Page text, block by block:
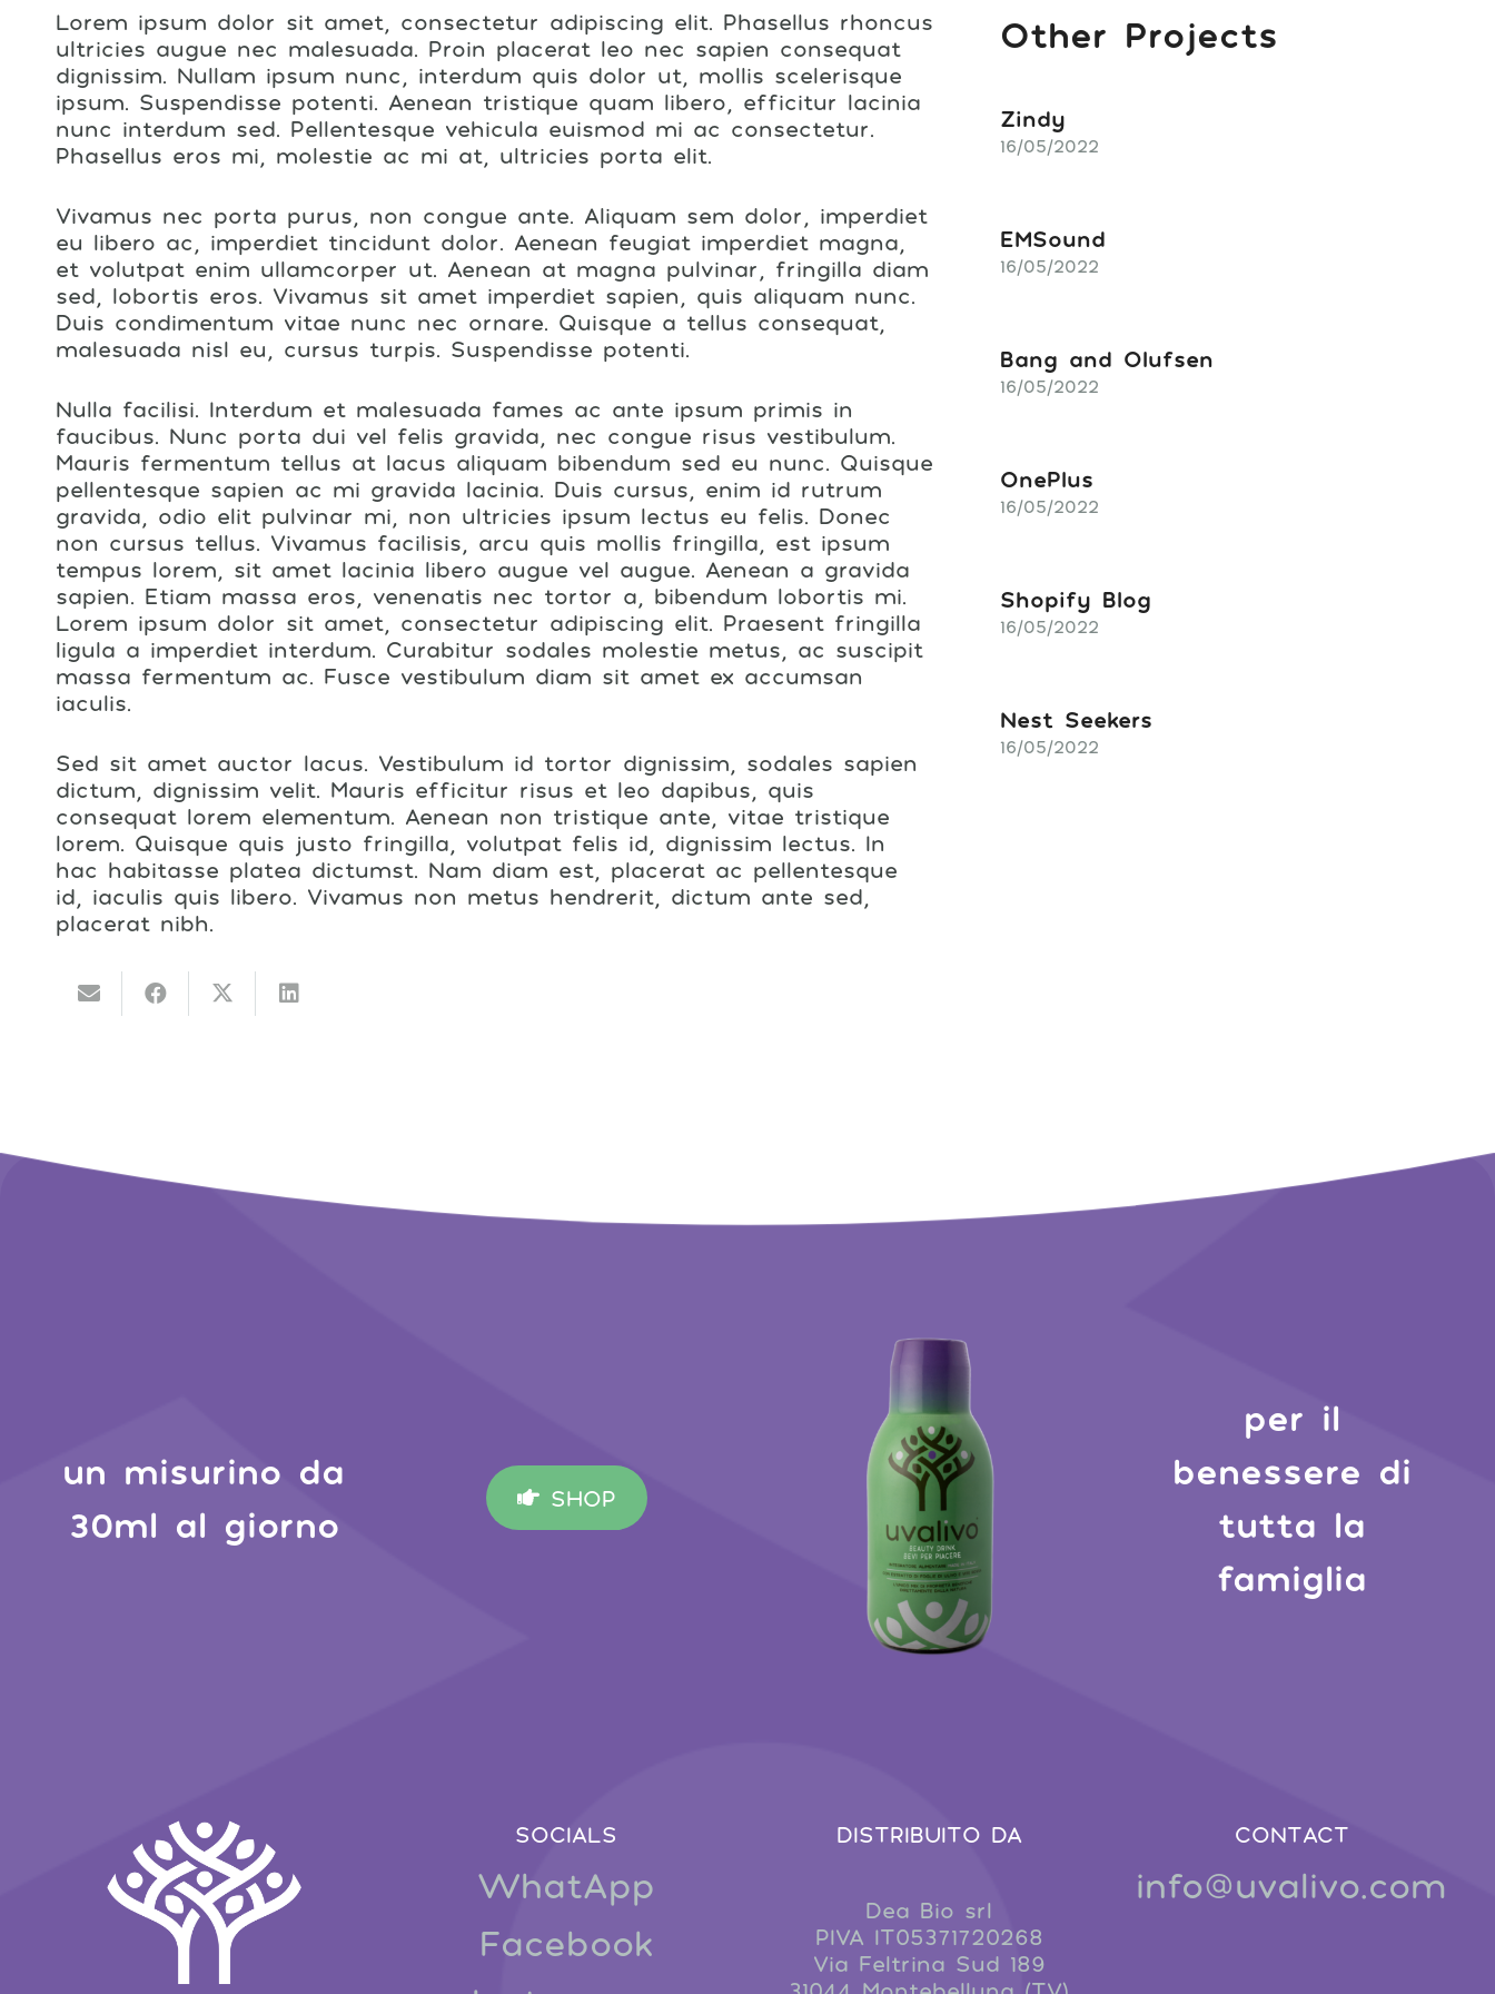
Lorem ipsum dolor sit amet, consectetur adipiscing elit. Phasellus rhoncus
ultricies augue nec malesuada. Proin placerat leo nec sapien consequat
dignissim. Nullam ipsum nunc, interdum quis dolor ut, mollis scelerisque
ipsum. Suspendisse potenti. Aenean tristique quam libero, efficitur lacinia
nunc interdum sed. Pellentesque vehicula euismod mi ac consectetur.
Phasellus eros mi, molestie ac mi at, ultricies porta elit.
Vivamus nec porta purus, non congue ante. Aliquam sem dolor, imperdiet
eu libero ac, imperdiet tincidunt dolor. Aenean feugiat imperdiet magna,
et volutpat enim ullamcorper ut. Aenean at magna pulvinar, fringilla diam
sed, lobortis eros. Vivamus sit amet imperdiet sapien, quis aliquam nunc.
Duis condimentum vitae nunc nec ornare. Quisque a tellus consequat,
malesuada nisl eu, cursus turpis. Suspendisse potenti.
Nulla facilisi. Interdum et malesuada fames ac ante ipsum primis in
faucibus. Nunc porta dui vel felis gravida, nec congue risus vestibulum.
Mauris fermentum tellus at lacus aliquam bibendum sed eu nunc. Quisque
pellentesque sapien ac mi gravida lacinia. Duis cursus, enim id rutrum
gravida, odio elit pulvinar mi, non ultricies ipsum lectus eu felis. Donec
non cursus tellus. Vivamus facilisis, arcu quis mollis fringilla, est ipsum
tempus lorem, sit amet lacinia libero augue vel augue. Aenean a gravida
sapien. Etiam massa eros, venenatis nec tortor a, bibendum lobortis mi.
Lorem ipsum dolor sit amet, consectetur adipiscing elit. Praesent fringilla
ligula a imperdiet interdum. Curabitur sodales molestie metus, ac suscipit
massa fermentum ac. Fusce vestibulum diam sit amet ex accumsan
iaculis.
Sed sit amet auctor lacus. Vestibulum id tortor dignissim, sodales sapien
dictum, dignissim velit. Mauris efficitur risus et leo dapibus, quis
consequat lorem elementum. Aenean non tristique ante, vitae tristique
lorem. Quisque quis justo fringilla, volutpat felis id, dignissim lectus. In
hac habitasse platea dictumst. Nam diam est, placerat ac pellentesque
id, iaculis quis libero. Vivamus non metus hendrerit, dictum ante sed,
placerat nibh.
Other Projects
Zindy
16/05/2022
EMSound
16/05/2022
Bang and Olufsen
16/05/2022
OnePlus
16/05/2022
Shopify Blog
16/05/2022
Nest Seekers
16/05/2022
un misurino da
30ml al giorno
SHOP
per il
benessere di
tutta la
famiglia
SOCIALS
WhatApp
Facebook
DISTRIBUITO DA
Dea Bio srl
PIVA IT05371720268
Via Feltrina Sud 189
CONTACT
info@uvalivo.com